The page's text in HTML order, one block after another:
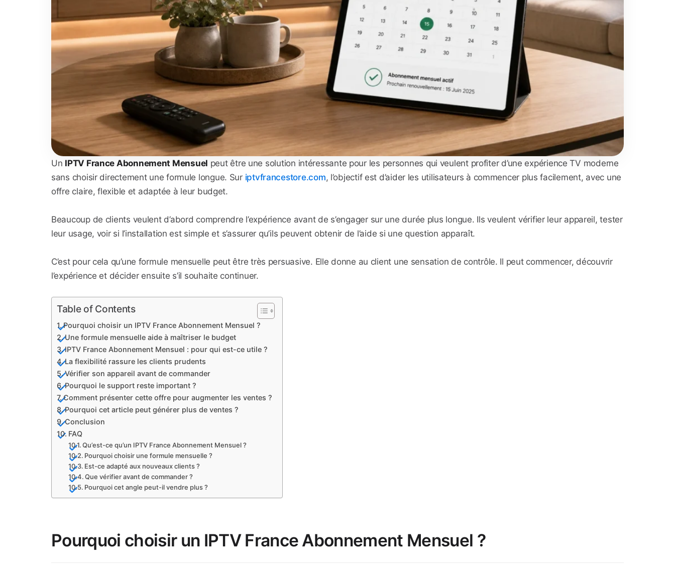
Un IPTV France Abonnement Mensuel peut être une solution intéressante pour les personnes qui veulent profiter d’une expérience TV moderne
sans choisir directement une formule longue. Sur iptvfrancestore.com, l’objectif est d’aider les utilisateurs à commencer plus facilement, avec une
offre claire, flexible et adaptée à leur budget.
Beaucoup de clients veulent d’abord comprendre l’expérience avant de s’engager sur une durée plus longue. Ils veulent vérifier leur appareil, tester
leur usage, voir si l’installation est simple et s’assurer qu’ils peuvent obtenir de l’aide si une question apparaît.
C’est pour cela qu’une formule mensuelle peut être très persuasive. Elle donne au client une sensation de contrôle. Il peut commencer, découvrir
l’expérience et décider ensuite s’il souhaite continuer.
Table of Contents
Pourquoi choisir un IPTV France Abonnement Mensuel ?
Une formule mensuelle aide à maîtriser le budget
IPTV France Abonnement Mensuel : pour qui est-ce utile ?
La flexibilité rassure les clients prudents
Vérifier son appareil avant de commander
Pourquoi le support reste important ?
Comment présenter cette offre pour augmenter les ventes ?
Pourquoi cet article peut générer plus de ventes ?
Conclusion
FAQ
Qu’est-ce qu’un IPTV France Abonnement Mensuel ?
Pourquoi choisir une formule mensuelle ?
Est-ce adapté aux nouveaux clients ?
Que vérifier avant de commander ?
Pourquoi cet angle peut-il vendre plus ?
Pourquoi choisir un IPTV France Abonnement Mensuel ?